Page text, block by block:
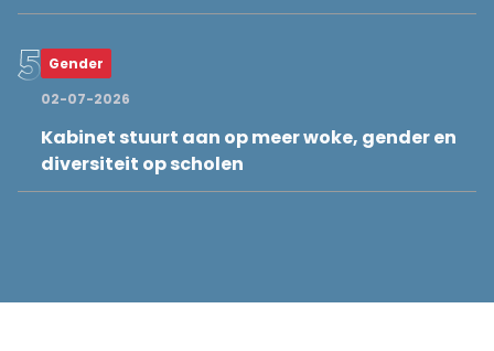
Gender
02-07-2026
Kabinet stuurt aan op meer woke, gender en
diversiteit op scholen